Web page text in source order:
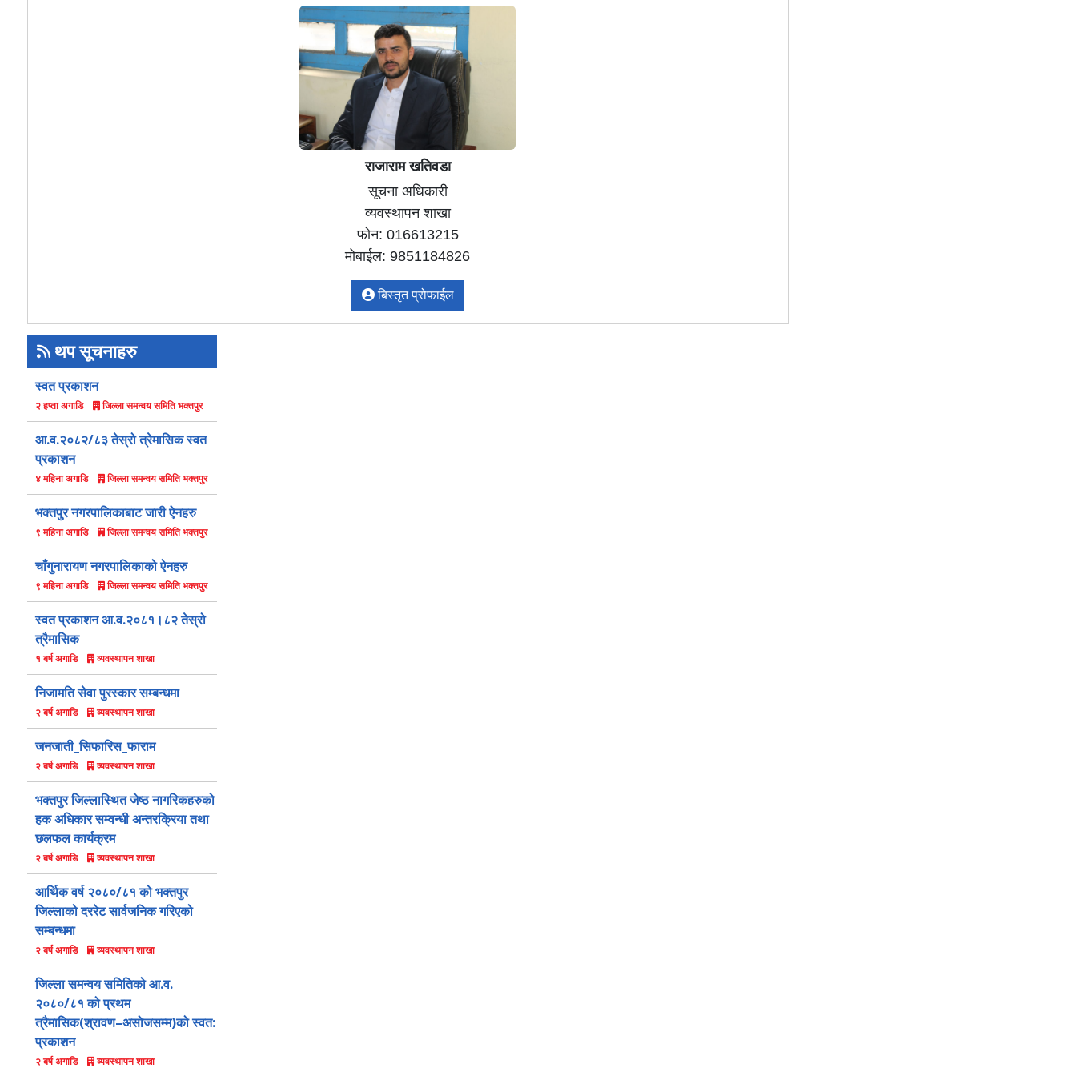
राजाराम खतिवडा
सूचना अधिकारी
व्यवस्थापन शाखा
फोन: 016613215
मोबाईल: 9851184826
बिस्तृत प्रोफाईल
थप सूचनाहरु
स्वत प्रकाशन
२ हप्ता अगाडि जिल्ला समन्वय समिति भक्तपुर
आ.व.२०८२/८३ तेस्रो त्रेमासिक स्वत
प्रकाशन
४ महिना अगाडि जिल्ला समन्वय समिति भक्तपुर
भक्तपुर नगरपालिकाबाट जारी ऐनहरु
९ महिना अगाडि जिल्ला समन्वय समिति भक्तपुर
चाँगुनारायण नगरपालिकाको ऐनहरु
९ महिना अगाडि जिल्ला समन्वय समिति भक्तपुर
स्वत प्रकाशन आ.व.२०८१।८२ तेस्रो
त्रैमासिक
१ बर्ष अगाडि व्यवस्थापन शाखा
निजामति सेवा पुरस्कार सम्बन्धमा
२ बर्ष अगाडि व्यवस्थापन शाखा
जनजाती_सिफारिस_फाराम
२ बर्ष अगाडि व्यवस्थापन शाखा
भक्तपुर जिल्लास्थित जेष्ठ नागरिकहरुको
हक अधिकार सम्वन्धी अन्तरक्रिया तथा
छलफल कार्यक्रम
२ बर्ष अगाडि व्यवस्थापन शाखा
आर्थिक वर्ष २०८०/८१ को भक्तपुर
जिल्लाको दररेट सार्वजनिक गरिएको
सम्बन्धमा
२ बर्ष अगाडि व्यवस्थापन शाखा
जिल्ला समन्वय समितिको आ.व.
२०८०/८१ को प्रथम
त्रैमासिक(श्रावण–असोजसम्म)को स्वत:
प्रकाशन
२ बर्ष अगाडि व्यवस्थापन शाखा